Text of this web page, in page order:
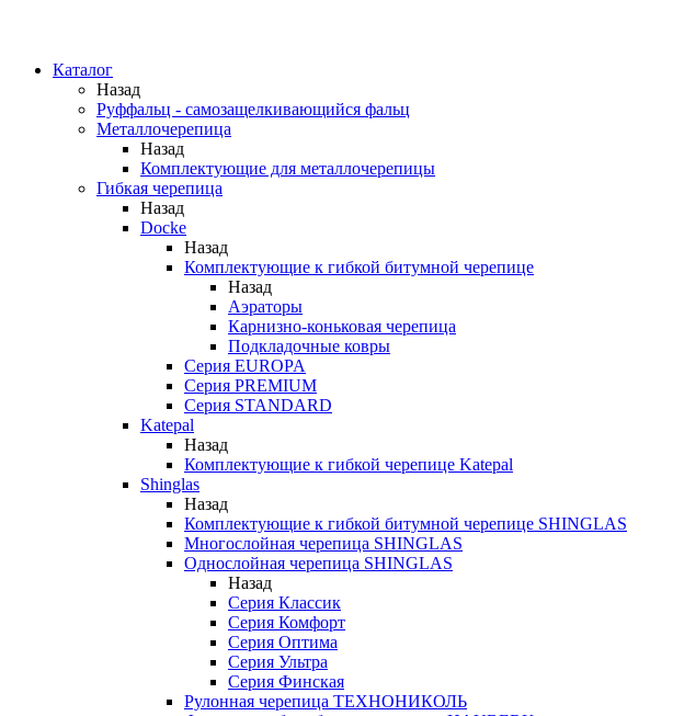
Каталог
Назад
Руффальц - самозащелкивающийся фальц
Металлочерепица
Назад
Комплектующие для металлочерепицы
Гибкая черепица
Назад
Docke
Назад
Комплектующие к гибкой битумной черепице
Назад
Аэраторы
Карнизно-коньковая черепица
Подкладочные ковры
Серия EUROPA
Серия PREMIUM
Серия STANDARD
Katepal
Назад
Комплектующие к гибкой черепице Katepal
Shinglas
Назад
Комплектующие к гибкой битумной черепице SHINGLAS
Многослойная черепица SHINGLAS
Однослойная черепица SHINGLAS
Назад
Серия Классик
Серия Комфорт
Серия Оптима
Серия Ультра
Серия Финская
Рулонная черепица ТЕХНОНИКОЛЬ